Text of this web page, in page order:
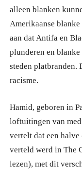
alleen blanken
Amerikaanse
aan dat Antifa en
plunderen en
steden platbranden.
racisme.
Hamid, geboren in
loftuitingen van
vertelt dat een halve
verteld werd in The
lezen), met dit